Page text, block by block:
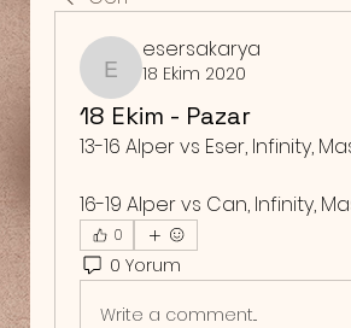
esersakarya
esersakarya
18 Ekim 2020
18 Ekim - Pazar
13-16 Alper vs Eser, Infinity,
16-19 Alper vs Can, Infinity,
0
0 Yorum
Write a comment...